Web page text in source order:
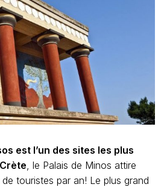
est l’un des sites les plus
, le Palais de Minos attire
de touristes par an! Le plus grand